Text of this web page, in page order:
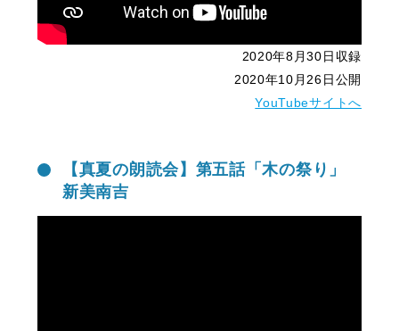
2020年8月30日収録
2020年10月26日公開
YouTubeサイトへ
【真夏の朗読会】第五話「木の祭り」
新美南吉